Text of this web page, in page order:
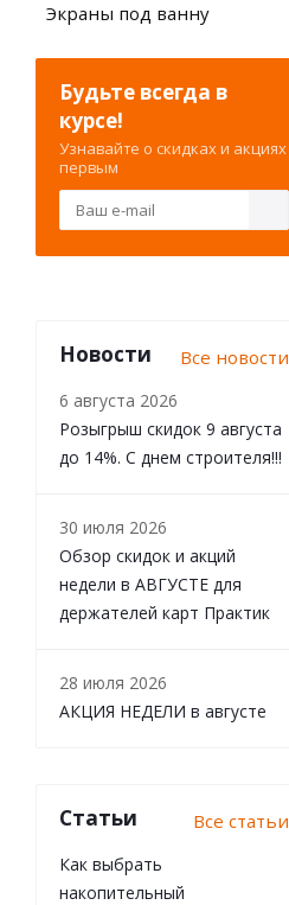
Экраны под ванну
Будьте всегда в
курсе!
Узнавайте о скидках и акциях
первым
Новости Все новости
6 августа 2026
Розыгрыш скидок 9 августа
до 14%. С днем строителя!!!
30 июля 2026
Обзор скидок и акций
недели в АВГУСТЕ для
держателей карт Практик
28 июля 2026
АКЦИЯ НЕДЕЛИ в августе
Статьи Все статьи
Как выбрать
накопительный